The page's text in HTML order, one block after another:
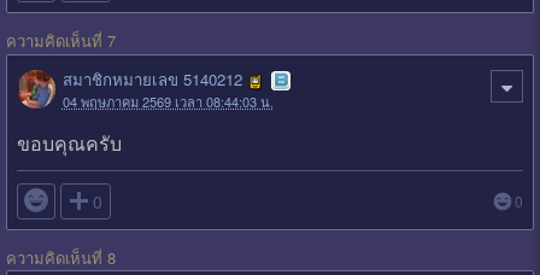
ความคิดเห็นที่ 7
สมาชิกหมายเลข 5140212
04 พฤษภาคม 2569 เวลา 08:44:03 น.
ขอบคุณครับ
 0 0
ความคิดเห็นที่ 8